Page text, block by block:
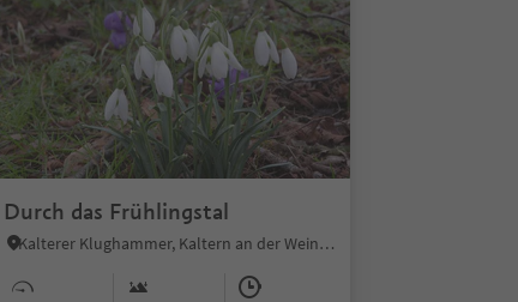
Durch das Frühlingstal
Kalterer Klughammer, Kaltern an der Weinstraße, Südtiroler Weinstraße